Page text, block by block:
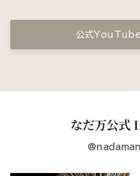
公式YouTube
なだ万公